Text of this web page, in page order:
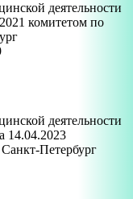
деятельности
комитетом по
деятельности
14.04.2023
Петербург